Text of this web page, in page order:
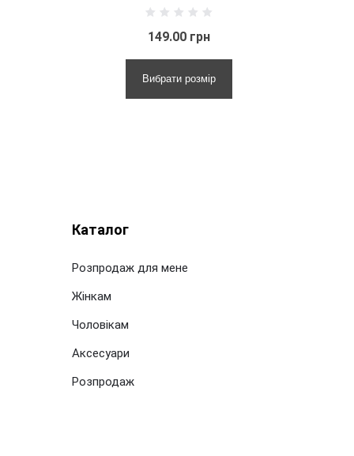
Каталог
Розпродаж для мене
Жінкам
Чоловікам
Аксесуари
Розпродаж